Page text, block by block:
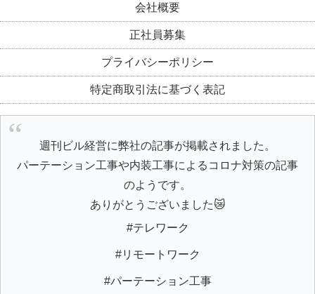
会社概要
正社員募集
プライバシーポリシー
特定商取引法に基づく表記
週刊ビル経営に弊社の記事が掲載されました。
パーテーション工事や内装工事によるコロナ対策の記事
のようです。
ありがとうございました😿
#テレワーク
#リモートワーク
#パーテーション工事